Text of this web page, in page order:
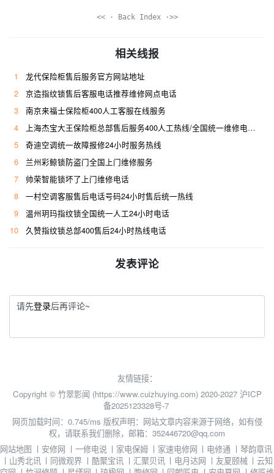
<< · Back Index ·>>
相关线报
1
龙代保险柜售后服务官方网站地址
2
京造指纹锁售后客服电话推荐维修网点电话
3
南京来福士保险柜400人工客服在线服务
4
上海杰宝大王保险柜总部售后服务400人工热线/全国统一维修电话是多少
5
奇迪空调统一故障报修24小时服务热线
6
兰州彩鲸锁防盗门全国上门维修服务
7
帅荣智能锁坏了上门维修电话
8
一村空调客服售后电话号码24小时售后统一热线
9
温州玥玛指纹锁全国统一人工24小时电话
10
久赞指纹锁总部400售后24小时热线电话
发表评论
请先登录后再评论~
友情链接：
Copyright © 竹翠影闻 (https://www.cuizhuying.com) 2020-2027 沪ICP
备2025123328号-7
网页加载时间：0.745/ms 版权声明：网站文章内容来源于网络，如有侵
权，请联系我们删除，邮箱：352446720@qq.com
网站地图 丨 安修网 丨 一修电说 丨 家电保姆 丨 家速电修网 丨 电修通 丨琴韵章讯
丨 山秀北讯 丨 同微观界 丨 酷聚宝讯 丨 汇聚贝讯 丨 电月达网 丨 友夏颐械 丨云知